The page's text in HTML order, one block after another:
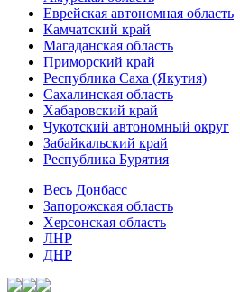
Еврейская автономная область
Камчатский край
Магаданская область
Приморский край
Республика Саха (Якутия)
Сахалинская область
Хабаровский край
Чукотский автономный округ
Забайкальский край
Республика Бурятия
Весь Донбасс
Запорожская область
Херсонская область
ЛНР
ДНР